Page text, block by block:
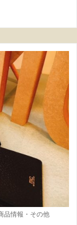
品情報 ・ その他